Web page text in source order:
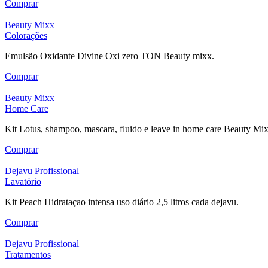
Comprar
Beauty Mixx
Colorações
Emulsão Oxidante Divine Oxi zero TON Beauty mixx.
Comprar
Beauty Mixx
Home Care
Kit Lotus, shampoo, mascara, fluido e leave in home care Beauty
Comprar
Dejavu Profissional
Lavatório
Kit Peach Hidrataçao intensa uso diário 2,5 litros cada dejavu.
Comprar
Dejavu Profissional
Tratamentos